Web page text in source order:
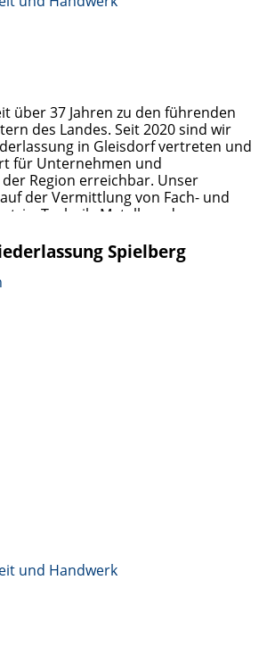
über 37 Jahren zu den führenden
des Landes. Seit 2020 sind wir
in Gleisdorf vertreten und
für Unternehmen und
Region erreichbar. Unser
der Vermittlung von Fach- und
Technik, Metall- und
vonWeiterlesen …
Spielberg
und Handwerk